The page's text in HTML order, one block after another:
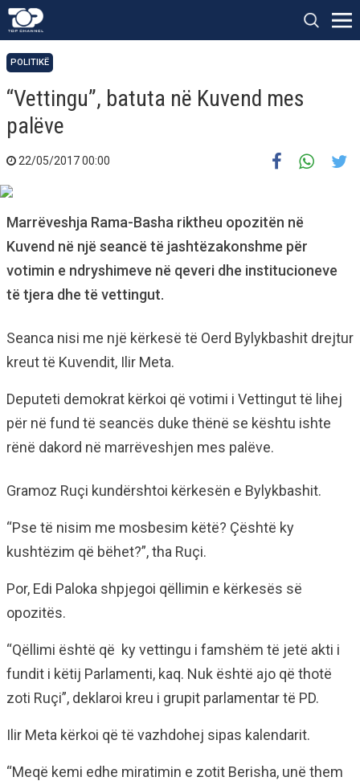
POLITIKË
“Vettingu”, batuta në Kuvend mes
palëve
22/05/2017 00:00
Marrëveshja Rama-Basha riktheu opozitën në
Kuvend në një seancë të jashtëzakonshme për
votimin e ndryshimeve në qeveri dhe institucioneve
të tjera dhe të vettingut.
Seanca nisi me një kërkesë të Oerd Bylykbashit drejtur
kreut të Kuvendit, Ilir Meta.
Deputeti demokrat kërkoi që votimi i Vettingut të lihej
për në fund të seancës duke thënë se kështu ishte
rënë dakord në marrëveshjen mes palëve.
Gramoz Ruçi kundërshtoi kërkesën e Bylykbashit.
“Pse të nisim me mosbesim këtë? Çështë ky
kushtëzim që bëhet?”, tha Ruçi.
Por, Edi Paloka shpjegoi qëllimin e kërkesës së
opozitës.
“Qëllimi është që ky vettingu i famshëm të jetë akti i
fundit i këtij Parlamenti, kaq. Nuk është ajo që thotë
zoti Ruçi”, deklaroi kreu i grupit parlamentar të PD.
Ilir Meta kërkoi që të vazhdohej sipas kalendarit.
“Meqë kemi edhe miratimin e zotit Berisha, unë them